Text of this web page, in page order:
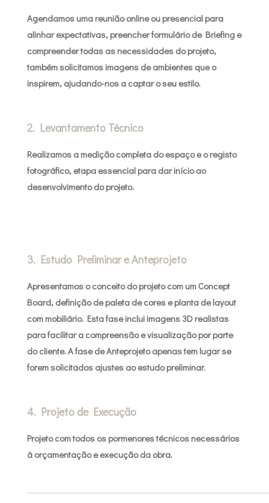
Agendamos uma reunião online ou presencial para
alinhar expectativas, preencher formulário de Briefing e
compreender todas as necessidades do projeto,
também solicitamos imagens de ambientes que o
inspirem, ajudando-nos a captar o seu estilo.
2. Levantamento Técnico
Realizamos a medição completa do espaço e o registo
fotográfico, etapa essencial para dar início ao
desenvolvimento do projeto.
3. Estudo Preliminar e Anteprojeto
Apresentamos o conceito do projeto com um Concept
Board, definição de paleta de cores e planta de layout
com mobiliário. Esta fase inclui imagens 3D realistas
para facilitar a compreensão e visualização por parte
do cliente. A fase de Anteprojeto apenas tem lugar se
forem solicitados ajustes ao estudo preliminar.
4. Projeto de Execução
Projeto com todos os pormenores técnicos necessários
à orçamentação e execução da obra.